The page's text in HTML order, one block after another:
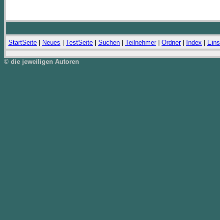
StartSeite Neues TestSeite Suchen Teilnehmer| Ordner| Index
© die jeweiligen Autoren